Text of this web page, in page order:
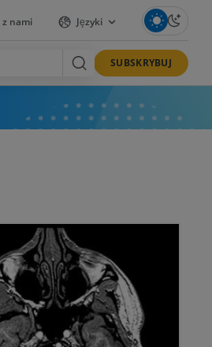
nami Języki
SUBSKRYBUJ